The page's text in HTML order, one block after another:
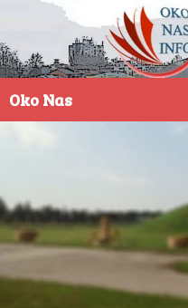
Oko Nas